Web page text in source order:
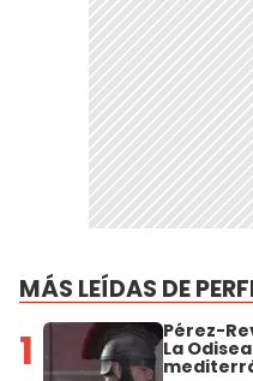
MÁS LEÍDAS DE
1 Pérez-
La